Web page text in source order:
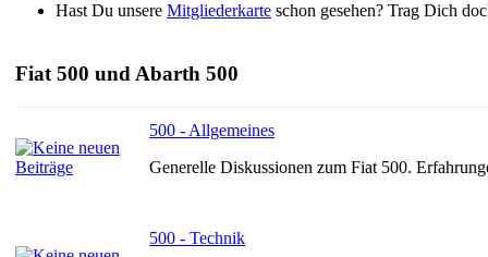
Hast Du unsere Mitgliederkarte schon gesehen? Trag Dich
Fiat 500 und Abarth 500
500 - Allgemeines
Generelle Diskussionen zum Fiat 500.
500 - Technik